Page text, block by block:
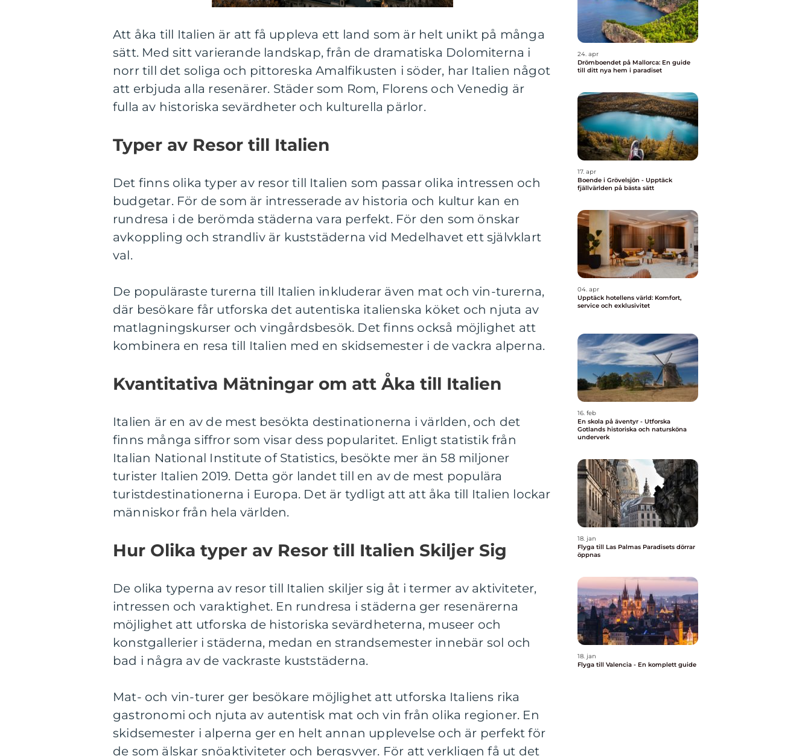
Att åka till Italien är att få uppleva ett land som är helt unikt på många
sätt. Med sitt varierande landskap, från de dramatiska Dolomiterna i
norr till det soliga och pittoreska Amalfikusten i söder, har Italien något
att erbjuda alla resenärer. Städer som Rom, Florens och Venedig är
fulla av historiska sevärdheter och kulturella pärlor.
Typer av Resor till Italien
Det finns olika typer av resor till Italien som passar olika intressen och
budgetar. För de som är intresserade av historia och kultur kan en
rundresa i de berömda städerna vara perfekt. För den som önskar
avkoppling och strandliv är kuststäderna vid Medelhavet ett självklart
val.
De populäraste turerna till Italien inkluderar även mat och vin-turerna,
där besökare får utforska det autentiska italienska köket och njuta av
matlagningskurser och vingårdsbesök. Det finns också möjlighet att
kombinera en resa till Italien med en skidsemester i de vackra alperna.
Kvantitativa Mätningar om att Åka till Italien
Italien är en av de mest besökta destinationerna i världen, och det
finns många siffror som visar dess popularitet. Enligt statistik från
Italian National Institute of Statistics, besökte mer än 58 miljoner
turister Italien 2019. Detta gör landet till en av de mest populära
turistdestinationerna i Europa. Det är tydligt att att åka till Italien lockar
människor från hela världen.
Hur Olika typer av Resor till Italien Skiljer Sig
De olika typerna av resor till Italien skiljer sig åt i termer av aktiviteter,
intressen och varaktighet. En rundresa i städerna ger resenärerna
möjlighet att utforska de historiska sevärdheterna, museer och
konstgallerier i städerna, medan en strandsemester innebär sol och
bad i några av de vackraste kuststäderna.
Mat- och vin-turer ger besökare möjlighet att utforska Italiens rika
gastronomi och njuta av autentisk mat och vin från olika regioner. En
skidsemester i alperna ger en helt annan upplevelse och är perfekt för
de som älskar snöaktiviteter och bergsvyer. För att verkligen få ut det
24. apr
Drömboendet på Mallorca: En guide
till ditt nya hem i paradiset
17. apr
Boende i Grövelsjön - Upptäck
fjällvärlden på bästa sätt
04. apr
Upptäck hotellens värld: Komfort,
service och exklusivitet
16. feb
En skola på äventyr - Utforska
Gotlands historiska och natursköna
underverk
18. jan
Flyga till Las Palmas Paradisets dörrar
öppnas
18. jan
Flyga till Valencia - En komplett guide